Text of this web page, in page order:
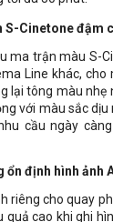
S-Cinetone đậm
ma trận màu S-
Line khác,
lại tông màu
với màu sắc
cầu ngày
ổn định hình ảnh
riêng cho quay
quả cao khi ghi